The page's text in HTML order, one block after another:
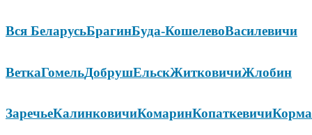
Вся БеларусьБрагинБуда-КошелевоВасилевичи
ВеткаГомельДобрушЕльскЖитковичиЖлобин
ЗаречьеКалинковичиКомаринКопаткевичиКорма